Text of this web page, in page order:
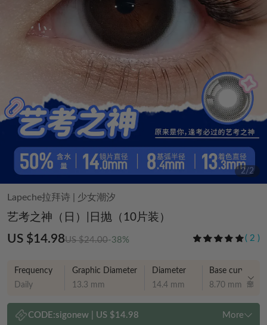
2/2
Lapeche拉拜诗 少女潮汐
艺考之神（日）|日抛（10片装）
US $14.98US $24.00-38% ( 2 )
Frequency
Daily
Graphic Diameter
13.3 mm
Diameter
14.4 mm
Base curve
8.70 mm
CODE:sigonew| US $14.98 More